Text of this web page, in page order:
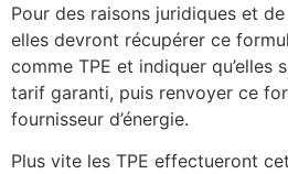
Pour des raisons juridiques et
elles devront récupérer ce
comme TPE et indiquer qu’elles
tarif garanti, puis renvoyer ce
fournisseur d’énergie.
Plus vite les TPE effectueront